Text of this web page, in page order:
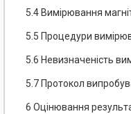
5.4 Вимірювання
5.5 Процедури
5.6 Невизначеність
5.7 Протокол
6 Оцінювання